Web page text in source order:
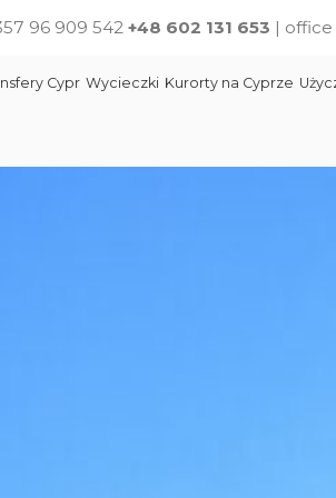
96 909 542 +48 602 131 653 | office
Cypr Wycieczki Kurorty na Cyprze